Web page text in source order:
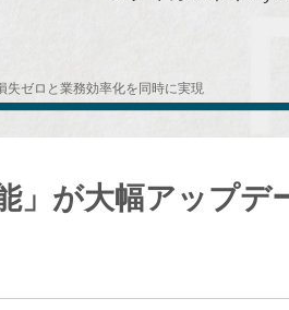
失ゼロと業務効率化を同時に実現
」が大幅アップデ